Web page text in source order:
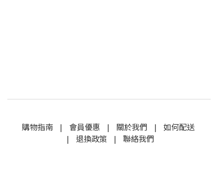
購物指南| 會員優惠 | 關於我們 | 如何配送
| 退換政策 | 聯絡我們